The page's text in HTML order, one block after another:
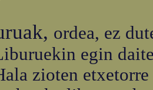
ordea, ez
egin
zioten